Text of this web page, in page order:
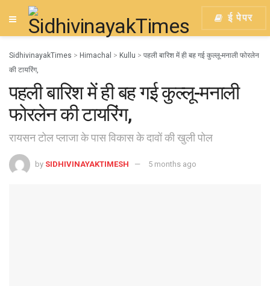
ई पेपर
SidhivinayakTimes > Himachal > Kullu > पहली बारिश में ही बह गई कुल्लू-मनाली फोरलेन
की टायरिंग,
पहली बारिश में ही बह गई कुल्लू-मनाली
फोरलेन की टायरिंग,
रायसन टोल प्लाजा के पास विकास के दावों की खुली पोल
by SIDHIVINAYAKTIMESH 5 months ago